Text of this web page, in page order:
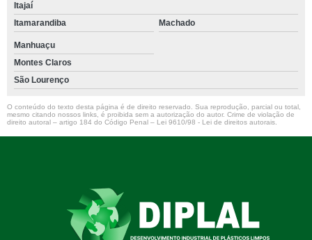
Itajaí
Itamarandiba
Machado
Manhuaçu
Montes Claros
São Lourenço
O conteúdo do texto desta página é de direito reservado. Sua reprodução, parcial ou total,
mesmo citando nossos links, é proibida sem a autorização do autor. Crime de violação de
direito autoral – artigo 184 do Código Penal – Lei 9610/98 - Lei de direitos autorais